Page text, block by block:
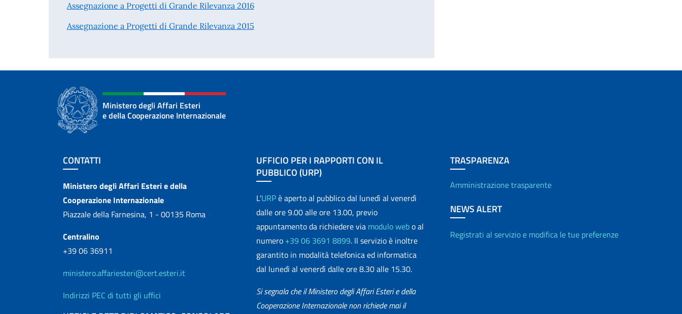
Assegnazione a Progetti di Grande Rilevanza 2016
Assegnazione a Progetti di Grande Rilevanza 2015
Ministero degli Affari Esteri
e della Cooperazione Internazionale
Sezione footer
CONTATTI
Contatti
Ministero degli Affari Esteri e della
Cooperazione Internazionale
Piazzale della Farnesina, 1 - 00135 Roma
Centralino
+39 06 36911
ministero.affariesteri@cert.esteri.it
Indirizzi PEC di tutti gli uffici
UFFICIO PER I RAPPORTI CON IL
PUBBLICO (URP)
L'URPè aperto al pubblico dal lunedì al venerdì
dalle ore 9.00 alle ore 13.00, previo
appuntamento da richiedere via modulo webo al
numero +39 06 3691 8899. Il servizio è inoltre
garantito in modalità telefonica ed informatica
dal lunedì al venerdì dalle ore 8.30 alle 15.30.
Si segnala che il Ministero degli Affari Esteri e della
Cooperazione Internazionale non richiede mai il
TRASPARENZA
Amministrazione trasparente
NEWS ALERT
Registrati al servizio e modifica le tue preferenze